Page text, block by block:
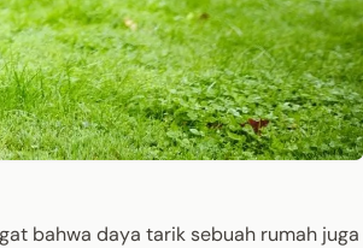
bahwa daya tarik sebuah rumah juga